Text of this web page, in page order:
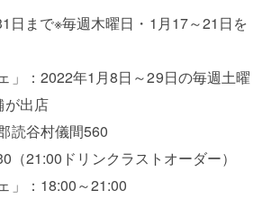
日まで※毎週木曜日・1月17～21日を
」：2022年1月8日～29日の毎週土曜
が出店
読谷村儀間560
（21:00ドリンクラストオーダー）
」：18:00～21:00